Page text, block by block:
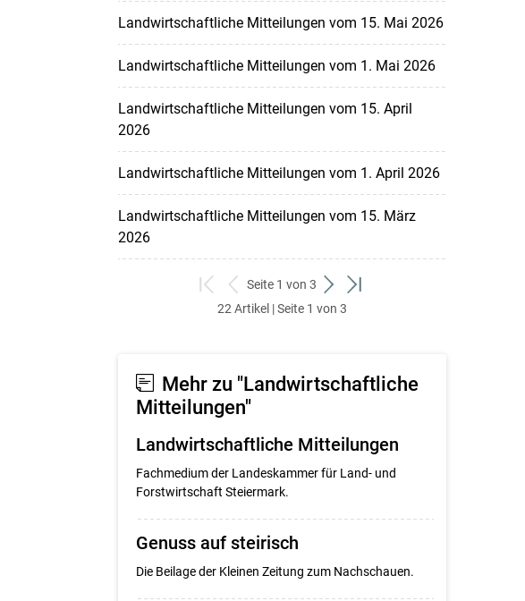
Landwirtschaftliche Mitteilungen vom 15. Mai 2026
Landwirtschaftliche Mitteilungen vom 1. Mai 2026
Landwirtschaftliche Mitteilungen vom 15. April
2026
Landwirtschaftliche Mitteilungen vom 1. April 2026
Landwirtschaftliche Mitteilungen vom 15. März
2026
zum
ersten
zurück
zum
Seite 1 von 3
weiter
zum
zum
22 Artikel | Seite 1 von 3
Mehr zu "Landwirtschaftliche
Mitteilungen"
Landwirtschaftliche Mitteilungen
Fachmedium der Landeskammer für Land- und
Forstwirtschaft Steiermark.
Genuss auf steirisch
Die Beilage der Kleinen Zeitung zum Nachschauen.